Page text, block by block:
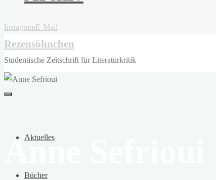
InstagramE-Mail
Rezensöhnchen
Studentische Zeitschrift für Literaturkritik
Aktuelles
Bücher
Anne Sefrioui